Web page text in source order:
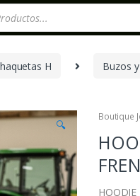
H Buzos
🔍
Boutique
HOODIE